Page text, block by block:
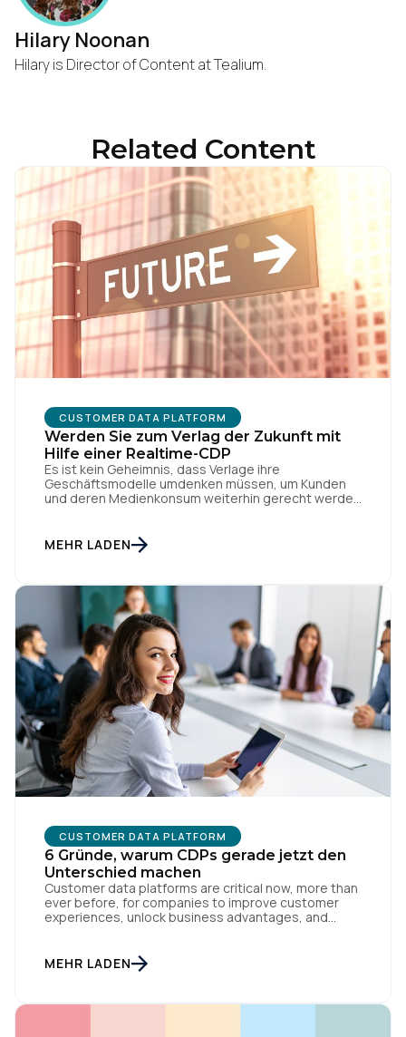
Hilary Noonan
Hilary is Director of Content at Tealium.
Related Content
CUSTOMER DATA PLATFORM
Werden Sie zum Verlag der Zukunft mit
Hilfe einer Realtime-CDP
Es ist kein Geheimnis, dass Verlage ihre
Geschäftsmodelle umdenken müssen, um Kunden
und deren Medienkonsum weiterhin gerecht werden
neuen Herausforderungen konfrontiert. Wenige
Branchen erlebten in den letzten zehn Jahren einen
Verlagslandschaft Der Lebenszyklus der Inhalte wird
immer kürzer. […]
MEHR LADEN
CUSTOMER DATA PLATFORM
6 Gründe, warum CDPs gerade jetzt den
Unterschied machen
Customer data platforms are critical now, more than
ever before, for companies to improve customer
experiences, unlock business advantages, and
are being centered at the core of companies across
the globe, with growing teams of customer data
away. And for those organizations that already have
MEHR LADEN